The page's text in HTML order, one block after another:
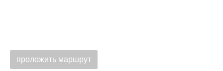
проложить маршрут